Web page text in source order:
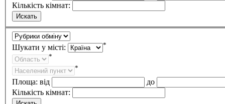
Кількість кімнат:
Шукати у місті:
*
*
*
Площа: від
до
Кількість кімнат: